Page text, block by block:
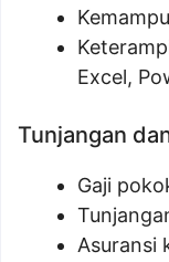
Excel,
Tunjangan
Gaji
Asuransi